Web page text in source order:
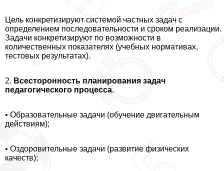
Цель конкретизируют системой частных задач с
определением последовательности и сроком реализации.
Задачи конкретизируют по возможности в
количественных показателях (учебных нормативах,
тестовых результатах).
2. Всесторонность планирования задач
педагогического процесса.
• Образовательные задачи (обучение двигательным
действиям);
• Оздоровительные задачи (развитие физических
качеств);